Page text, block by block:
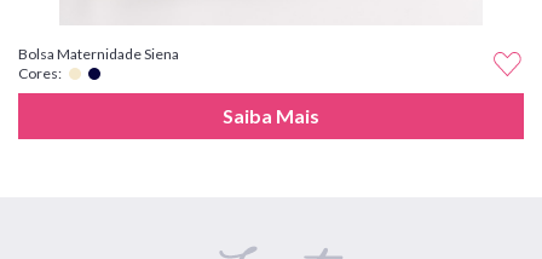
Bolsa Maternidade Siena
Cores:
Saiba Mais